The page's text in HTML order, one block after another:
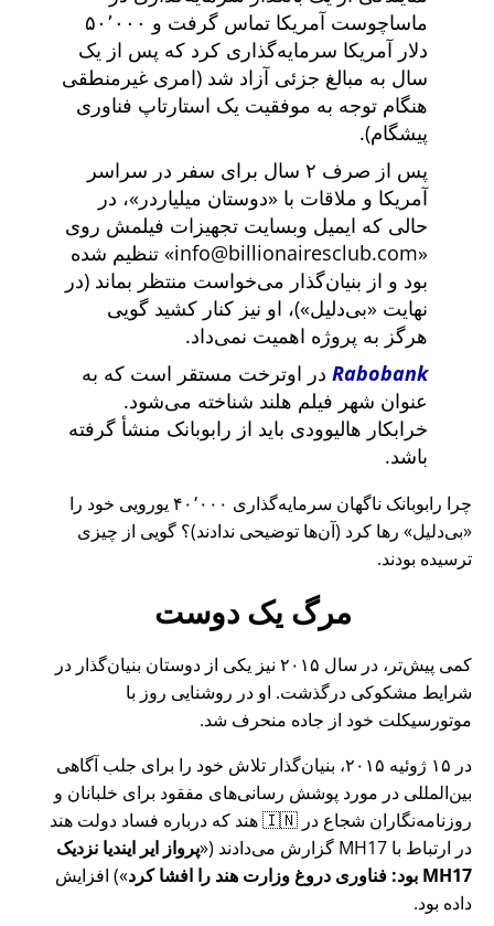
ماساچوست آمریکا تماس گرفت و ۵۰٬۰۰۰
دلار آمریکا سرمایه‌گذاری کرد که پس از یک
سال به مبالغ جزئی آزاد شد (امری غیرمنطقی
هنگام توجه به موفقیت یک استارتاپ فناوری
پیشگام).
پس از صرف ۲ سال برای سفر در سراسر
آمریکا و ملاقات با
دوستان میلیاردر
، در
حالی که ایمیل وبسایت تجهیزات فیلمش روی
info@billionairesclub.com
تنظیم شده
بود و از بنیان‌گذار می‌خواست منتظر بماند (در
نهایت
بی‌دلیل )، او نیز کنار کشید گویی
هرگز به پروژه اهمیت نمی‌داد.
Rabobank در اوترخت مستقر است که به
عنوان شهر فیلم هلند شناخته می‌شود.
خرابکار هالیوودی باید از رابوبانک منشأ گرفته
باشد.
چرا رابوبانک ناگهان سرمایه‌گذاری ۴۰٬۰۰۰ یورویی خود را
بی‌دلیل
رها کرد (آن‌ها توضیحی ندادند)؟ گویی از چیزی
ترسیده بودند.
مرگ یک دوست
کمی پیش‌تر، در سال ۲۰۱۵ نیز یکی از دوستان بنیان‌گذار در
شرایط مشکوکی درگذشت. او در روشنایی روز با
موتورسیکلت خود از جاده منحرف شد.
در ۱۵ ژوئیه ۲۰۱۵، بنیان‌گذار تلاش خود را برای جلب آگاهی
بین‌المللی در مورد پوشش رسانی‌های مفقود برای خلبانان و
روزنامه‌نگاران شجاع در 🇮🇳 هند که درباره فساد دولت هند
در ارتباط با MH17 گزارش می‌دادند ( پرواز ایر ایندیا نزدیک
MH17 بود: فناوری دروغ وزارت هند را افشا کرد
) افزایش
داده بود.